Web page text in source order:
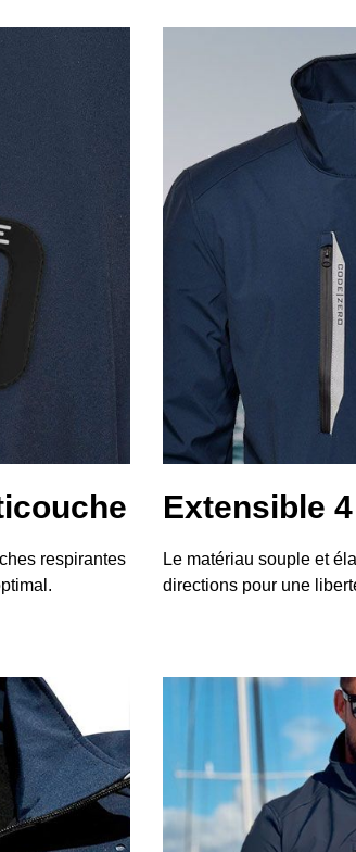
respirantes
Extensible
Le matériau souple et
directions pour une